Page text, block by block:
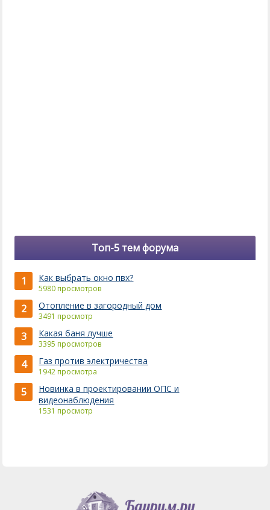
Топ-5 тем форума
1 Как выбрать окно пвх?
5980 просмотров
2 Отопление в загородный дом
3491 просмотр
3 Какая баня лучше
3395 просмотров
4 Газ против электричества
1942 просмотра
5
Новинка в проектировании ОПС и
видеонаблюдения
1531 просмотр